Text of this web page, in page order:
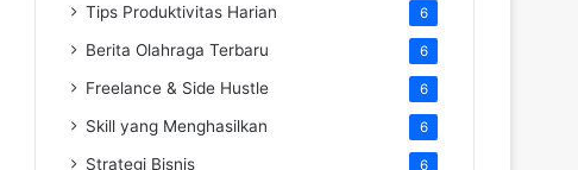
Tips Produktivitas Harian 6
Berita Olahraga Terbaru 6
Freelance & Side Hustle 6
Skill yang Menghasilkan 6
Strategi Bisnis 6